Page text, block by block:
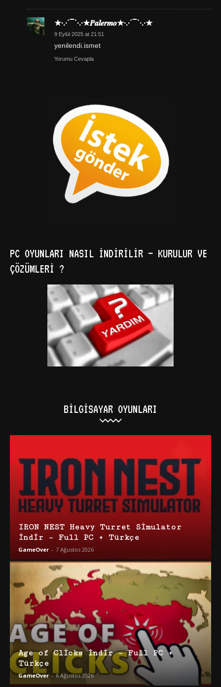
★·.·´¯`·.·★𝑷𝒂𝒍𝒆𝒓𝒎𝒐★·.·´¯`·.·★
9 Eylül 2025 at 21:51
yenilendi.ismet
Yorumu Cevapla
PC OYUNLARI NASIL İNDIRILIR – KURULUR VE
ÇÖZÜMLERI ?
BILGISAYAR OYUNLARI
IRON NEST Heavy Turret Simulator
İndir – Full PC + Türkçe
GameOver - 7 Ağustos 2026
Age of Clicks İndir – Full PC +
Türkçe
GameOver - 6 Ağustos 2026